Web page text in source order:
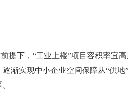
下，“工业上楼”项目容积率宜高
渐实现中小企业空间保障从“供